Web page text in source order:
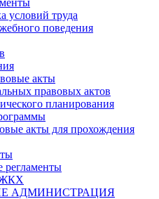
условий труда
поведения
акты
правовых актов
планирования
акты для прохождения
регламенты
ЖКХ
АДМИНИСТРАЦИЯ